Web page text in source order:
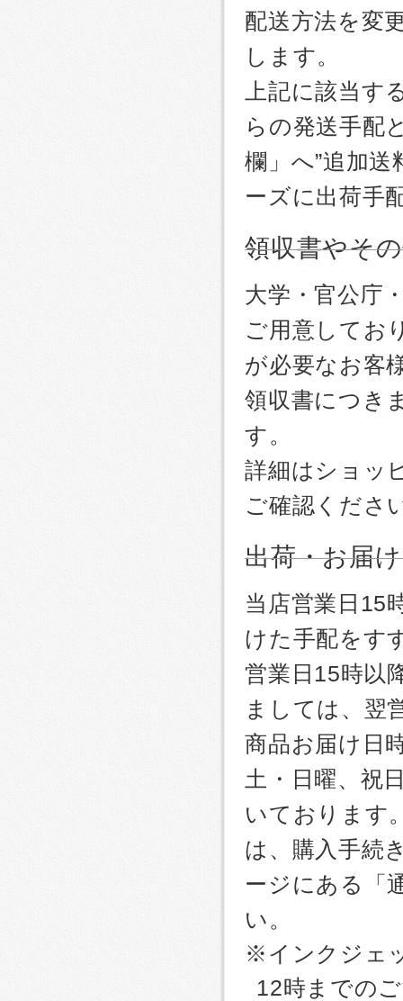
配送方法を変
します。
上記に該当
らの発送手配
欄」へ”追加
ーズに出荷手
領収書やそ
大学・官公庁
ご用意してお
が必要なお客
領収書につき
す。
詳細はショッ
ご確認くださ
出荷・お届
当店営業日15
けた手配をす
営業日15時以
ましては、翌
商品お届け日
土・日曜、祝
いております
は、購入手続
ージにある「
い。
※インクジェ
12時までの